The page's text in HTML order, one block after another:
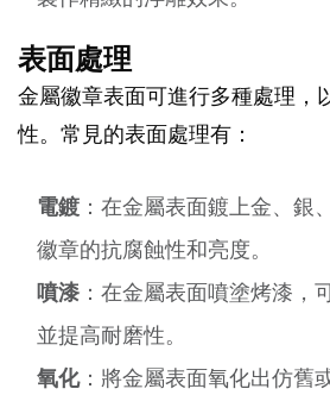
表面處理
金屬徽章表面可進行多種處理，
性。常見的表面處理有：
電鍍 ：在金屬表面鍍上金、銀
徽章的抗腐蝕性和亮度。
噴漆 ：在金屬表面噴塗烤漆，
並提高耐磨性。
氧化：將金屬表面氧化出仿舊